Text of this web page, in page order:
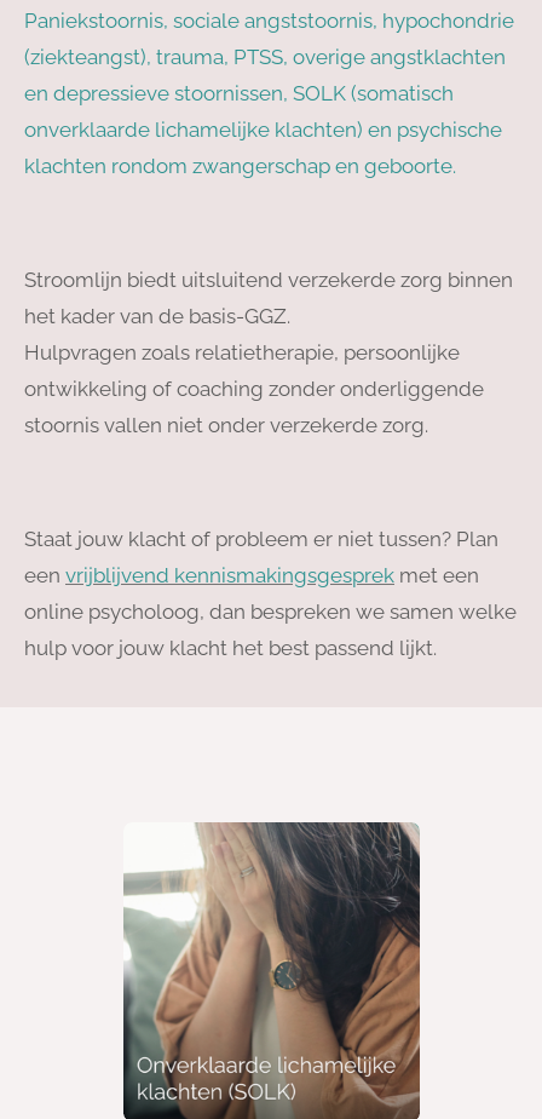
Paniekstoornis, sociale angststoornis, hypochondrie
(ziekteangst), trauma, PTSS, overige angstklachten
en depressieve stoornissen, SOLK (somatisch
onverklaarde lichamelijke klachten) en psychische
klachten rondom zwangerschap en geboorte.
Stroomlijn biedt uitsluitend verzekerde zorg binnen
het kader van de basis-GGZ.
Hulpvragen zoals relatietherapie, persoonlijke
ontwikkeling of coaching zonder onderliggende
stoornis vallen niet onder verzekerde zorg.
Staat jouw klacht of probleem er niet tussen? Plan
een vrijblijvend kennismakingsgesprek met een
online psycholoog, dan bespreken we samen welke
hulp voor jouw klacht het best passend lijkt.